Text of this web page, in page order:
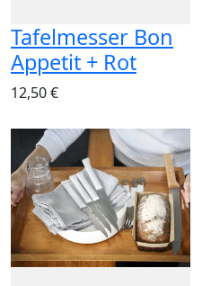
Tafelmesser Bon
Appetit + Rot
12,50 €